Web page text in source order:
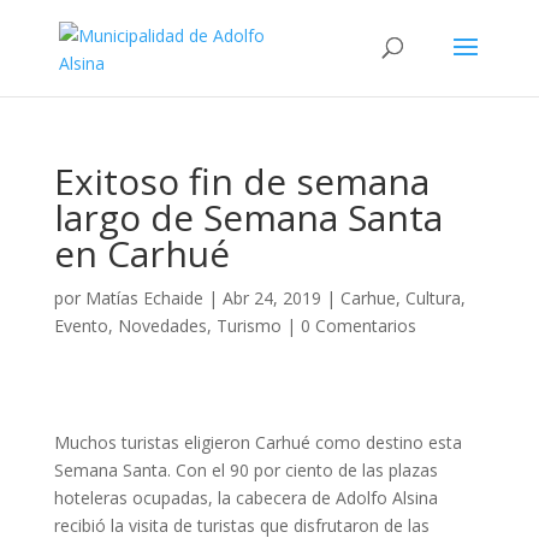
Exitoso fin de semana
largo de Semana Santa
en Carhué
por Matías Echaide | Abr 24, 2019 | Carhue, Cultura,
Evento, Novedades, Turismo | 0 Comentarios
Muchos turistas eligieron Carhué como destino esta
Semana Santa. Con el 90 por ciento de las plazas
hoteleras ocupadas, la cabecera de Adolfo Alsina
recibió la visita de turistas que disfrutaron de las